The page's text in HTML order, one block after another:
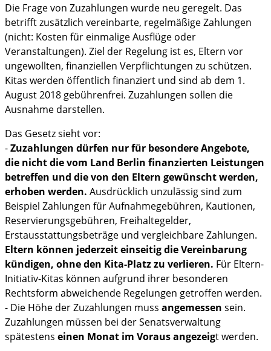
Die Frage von Zuzahlungen wurde neu geregelt. Das
betrifft zusätzlich vereinbarte, regelmäßige Zahlungen
(nicht: Kosten für einmalige Ausflüge oder
Veranstaltungen). Ziel der Regelung ist es, Eltern vor
ungewollten, finanziellen Verpflichtungen zu schützen.
Kitas werden öffentlich finanziert und sind ab dem 1.
August 2018 gebührenfrei. Zuzahlungen sollen die
Ausnahme darstellen.
Das Gesetz sieht vor:
-Zuzahlungen dürfen nur für besondere Angebote,
die nicht die vom Land Berlin finanzierten Leistungen
betreffen und die von den Eltern gewünscht werden,
erhoben werden. Ausdrücklich unzulässig sind zum
Beispiel Zahlungen für Aufnahmegebühren, Kautionen,
Reservierungsgebühren, Freihaltegelder,
Erstausstattungsbeträge und vergleichbare Zahlungen.
Eltern können jederzeit einseitig die Vereinbarung
kündigen, ohne den Kita-Platz zu verlieren. Für Eltern-
Initiativ-Kitas können aufgrund ihrer besonderen
Rechtsform abweichende Regelungen getroffen werden.
- Die Höhe der Zuzahlungen muss angemessen sein.
Zuzahlungen müssen bei der Senatsverwaltung
spätestens einen Monat im Voraus angezeigt werden.